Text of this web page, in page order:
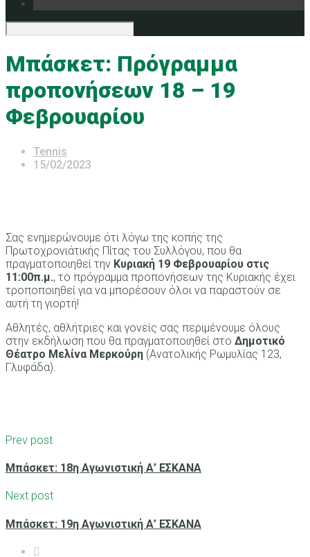
Μπάσκετ: Πρόγραμμα
προπονήσεων 18 – 19
Φεβρουαρίου
Tennis
15/02/2023
Σας ενημερώνουμε ότι λόγω της κοπής της
Πρωτοχρονιάτικής Πίτας του Συλλόγου, που θα
πραγματοποιηθεί την Κυριακή 19 Φεβρουαρίου στις
11:00π.μ., το πρόγραμμα προπονήσεων της Κυριακής έχει
τροποποιηθεί για να μπορέσουν όλοι να παραστούν σε
αυτή τη γιορτή!
Αθλητές, αθλήτριες και γονείς σας περιμένουμε όλους
στην εκδήλωση που θα πραγματοποιηθεί στο Δημοτικό
Θέατρο Μελίνα Μερκούρη (Ανατολικής Ρωμυλίας 123,
Γλυφάδα).
Prev post
Μπάσκετ: 18η Αγωνιστική Α’ ΕΣΚΑΝΑ
Next post
Μπάσκετ: 19η Αγωνιστική Α’ ΕΣΚΑΝΑ